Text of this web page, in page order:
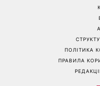
ПОЛІТИКА
ПРАВИЛА